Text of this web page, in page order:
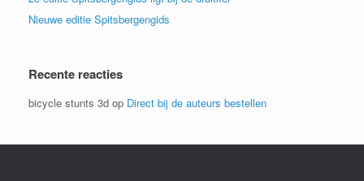
Nieuwe editie Spitsbergengids
Recente reacties
bicycle stunts 3d op Direct bij de auteurs bestellen